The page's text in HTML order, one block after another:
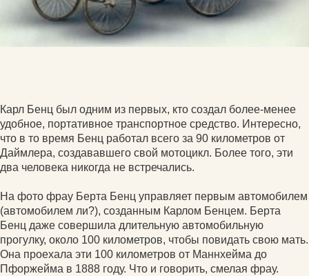
Карл Бенц был одним из первых, кто создал более-менее
удобное, портативное транспортное средство. Интересно,
что в то время Бенц работал всего за 90 километров от
Даймлера, создававшего свой мотоцикл. Более того, эти
два человека никогда не встречались.
На фото фрау Берта Бенц управляет первым автомобилем
(автомобилем ли?), созданным Карлом Бенцем. Берта
Бенц даже совершила длительную автомобильную
прогулку, около 100 километров, чтобы повидать свою мать.
Она проехала эти 100 километров от Маннхейма до
Пфоржейма в 1888 году. Что и говорить, смелая фрау.